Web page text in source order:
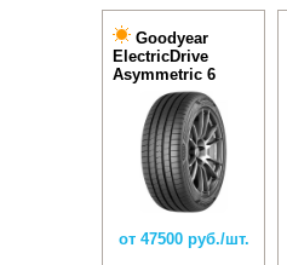
Goodyear
ElectricDrive
Asymmetric 6
от 47500 руб./шт.